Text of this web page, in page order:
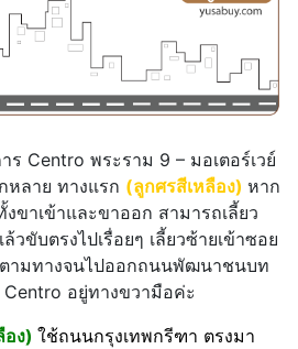
ร Centro พระราม 9 – มอเตอร์เวย์
หลาย ทางแรก (ลูกศรสีเหลือง) หาก
ขาเข้าและขาออก สามารถเลี้ยว
ขับตรงไปเรื่อยๆ เลี้ยวซ้ายเข้าซอย
ามทางจนไปออกถนนพัฒนาชนบท
Centro อยู่ทางขวามือค่ะ
อง) ใช้ถนนกรุงเทพกรีฑา ตรงมา